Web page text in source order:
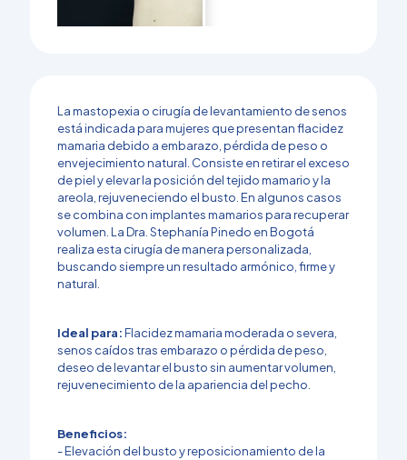
La mastopexia o cirugía de levantamiento de senos
está indicada para mujeres que presentan flacidez
mamaria debido a embarazo, pérdida de peso o
envejecimiento natural. Consiste en retirar el exceso
de piel y elevar la posición del tejido mamario y la
areola, rejuveneciendo el busto. En algunos casos
se combina con implantes mamarios para recuperar
volumen. La Dra. Stephanía Pinedo en Bogotá
realiza esta cirugía de manera personalizada,
buscando siempre un resultado armónico, firme y
natural.
Ideal para:Flacidez mamaria moderada o severa,
senos caídos tras embarazo o pérdida de peso,
deseo de levantar el busto sin aumentar volumen,
rejuvenecimiento de la apariencia del pecho.
Beneficios:
- Elevación del busto y reposicionamiento de la